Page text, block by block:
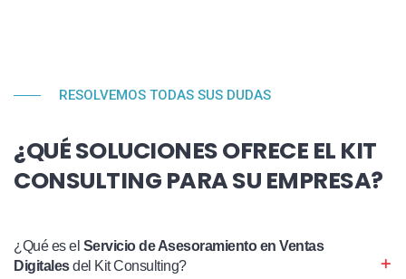
RESOLVEMOS TODAS SUS DUDAS
¿QUÉ SOLUCIONES OFRECE EL KIT
CONSULTING PARA SU EMPRESA?
¿Qué es el Servicio de Asesoramiento en Ventas
Digitalesdel Kit Consulting?